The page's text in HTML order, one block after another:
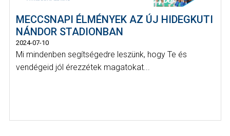
MECCSNAPI ÉLMÉNYEK AZ ÚJ HIDEGKUTI
NÁNDOR STADIONBAN
2024-07-10
Mi mindenben segítségedre leszünk, hogy Te és
vendégeid jól érezzétek magatokat...